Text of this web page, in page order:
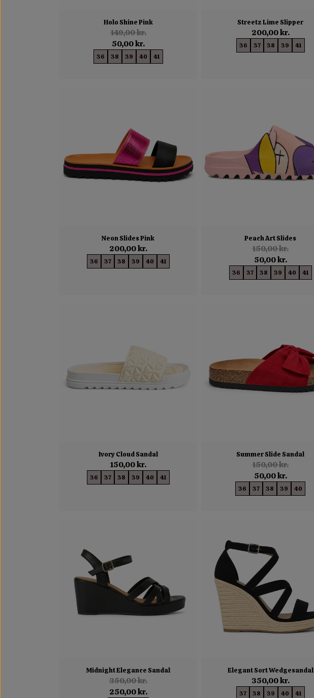
Holo Shine Pink
149,00 kr.
50,00 kr.
36 38 39 40 41
Streetz Lime Slipper
200,00 kr.
36 37 38 39 41
Neon Slides Pink
200,00 kr.
36 37 38 39 40 41
Peach Art Slides
150,00 kr.
50,00 kr.
36 37 38 39 40 41
Ivory Cloud Sandal
150,00 kr.
36 37 38 39 40 41
Summer Slide Sandal
150,00 kr.
50,00 kr.
36 37 38 39 40
Midnight Elegance Sandal
350,00 kr.
250,00 kr.
Elegant Sort Wedgesandal
350,00 kr.
37 38 39 40 41